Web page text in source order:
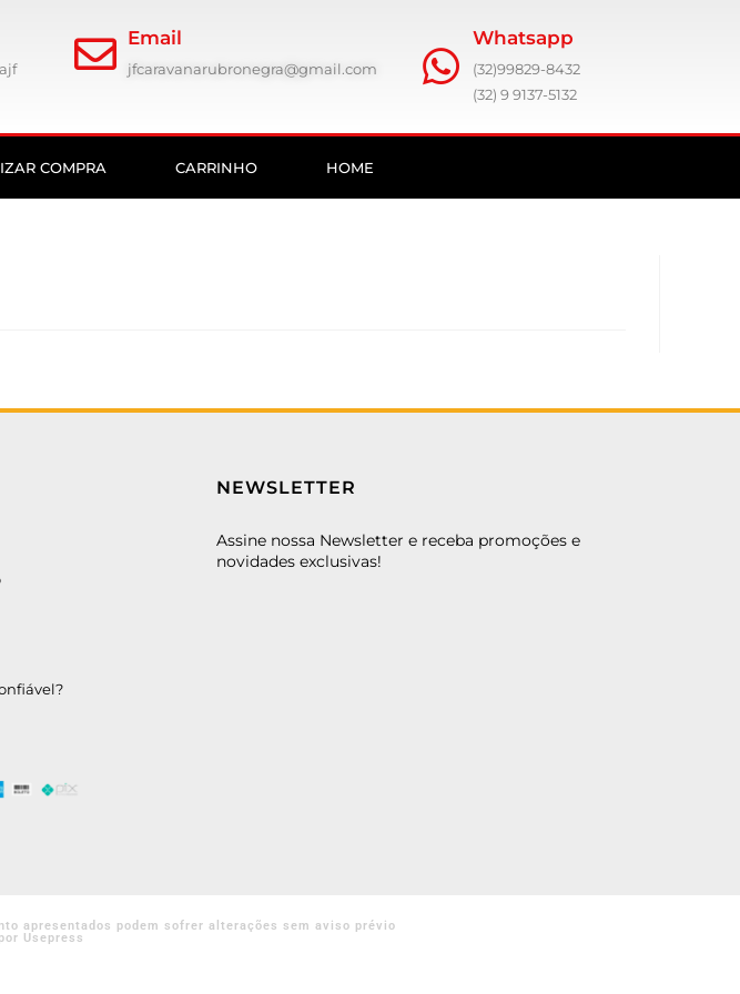
Email
jfcaravanarubronegra@gmail.com
Whatsapp
(32)99829-8432
(32) 9 9137-5132
COMPRA CARRINHO HOME
NEWSLETTER
Assine nossa Newsletter e receba promoções e
novidades exclusivas!
apresentados podem sofrer alterações sem aviso prévio
Usepress